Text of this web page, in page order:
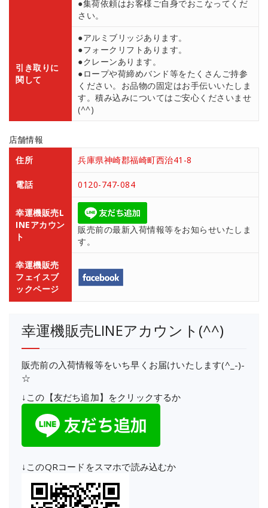
●集荷依頼はお客様ご自身でおこなってくだ
さい。
引き取りに
関して
●アルミブリッジあります。
●フォークリフトあります。
●クレーンあります。
●ロープや荷締めバンド等をたくさんご持参
ください。お品物の固定はお手伝いいたしま
す。積み込みについてはご安心くださいませ
(^^)
店舗情報
住所
兵庫県神崎郡福崎町西治41-8
電話 0120-747-084
幸運機販売L
INEアカウン
ト
販売前の最新入荷情報等をお知らせいたしま
す。
幸運機販売
フェイスブ
ックページ
幸運機販売LINEアカウント(^^)
販売前の入荷情報等をいち早くお届けいたします(^_-)-
☆
↓この【友だち追加】をクリックするか
↓このQRコードをスマホで読み込むか